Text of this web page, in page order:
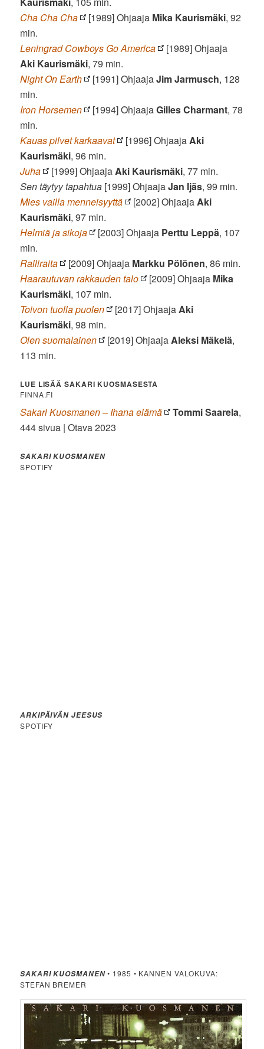
Cha Cha Cha
[1989] Ohjaaja Mika Kaurismäki, 92
min.
Leningrad Cowboys Go America
[1989] Ohjaaja
Aki Kaurismäki, 79 min.
Night On Earth
[1991] OhjaajaJim Jarmusch, 128
min.
Iron Horsemen
[1994] OhjaajaGilles Charmant, 78
min.
Kauas pilvet karkaavat
[1996] Ohjaaja Aki
Kaurismäki, 96 min.
Juha
[1999] Ohjaaja Aki Kaurismäki, 77 min.
Sen täytyy tapahtua [1999] OhjaajaJan Ijäs, 99 min.
Mies vailla menneisyyttä
[2002] Ohjaaja Aki
Kaurismäki, 97 min.
Helmiä ja sikoja
[2003] Ohjaaja Perttu Leppä, 107
min.
Ralliraita
[2009] Ohjaaja Markku Pölönen, 86 min.
Haarautuvan rakkauden talo
[2009] Ohjaaja Mika
Kaurismäki, 107 min.
Toivon tuolla puolen
[2017] Ohjaaja Aki
Kaurismäki, 98 min.
Olen suomalainen
[2019] Ohjaaja Aleksi Mäkelä,
113 min.
LUE LISÄÄ SAKARI KUOSMASESTA
FINNA.FI
Sakari Kuosmanen – Ihana elämä Tommi Saarela,
444 sivua | Otava 2023
SAKARI KUOSMANEN
SPOTIFY
ARKIPÄIVÄN JEESUS
SPOTIFY
SAKARI KUOSMANEN• 1985 • KANNEN VALOKUVA:
STEFAN BREMER